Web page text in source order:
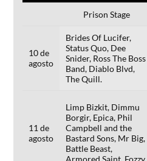
Prison Stage
10 de
agosto
Brides Of Lucifer,
Status Quo, Dee
Snider, Ross The Boss
Band, Diablo Blvd,
The Quill.
11 de
agosto
Limp Bizkit, Dimmu
Borgir, Epica, Phil
Campbell and the
Bastard Sons, Mr Big,
Battle Beast,